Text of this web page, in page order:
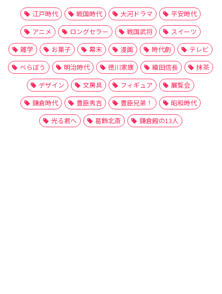
江戸時代 戦国時代 大河ドラマ
平安時代
アニメ
ロングセラー 戦国武将
スイーツ
雑学
お菓子 幕末 漫画 時代劇
テレビ
べらぼう
明治時代 徳川家康 織田信長
抹茶
デザイン
文房具 フィギュア
展覧会
鎌倉時代
豊臣秀吉 豊臣兄弟！
昭和時代
光る君へ
葛飾北斎 鎌倉殿の13人